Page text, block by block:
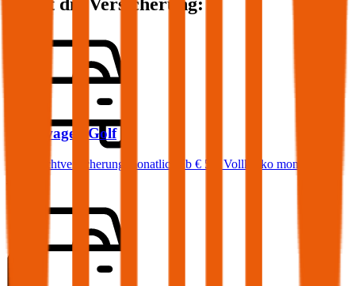
kostet die Versicherung:
Volkswagen Golf
Haftpflichtversicherung monatlich ab € 50
Vollkasko monatlich